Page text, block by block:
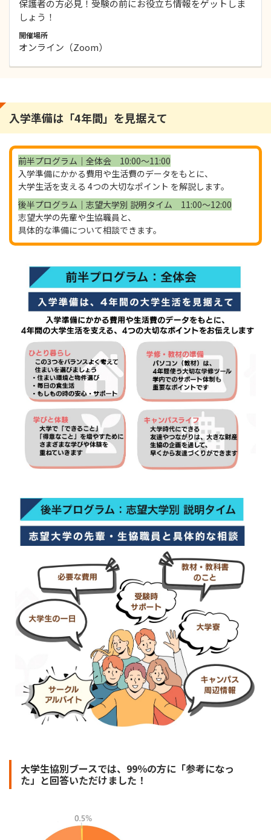
保護者の方必見！受験の前にお役立ち情報をゲットしま
しょう！
開催場所
オンライン（Zoom）
入学準備は「4年間」を見据えて
前半プログラム｜全体会 10:00～11:00
入学準備にかかる費用や生活費のデータをもとに、
大学生活を支える 4つの大切なポイント を解説します。
後半プログラム｜志望大学別 説明タイム 11:00～12:00
志望大学の先輩や生協職員と、
具体的な準備について相談できます。
大学生協別ブースでは、99％の方に「参考になっ
た」と回答いただけました！